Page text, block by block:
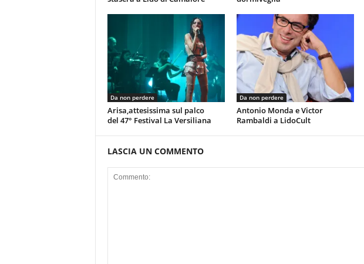
Da non perdere
Arisa,attesissima sul palco
del 47° Festival La Versiliana
Da non perdere
Antonio Monda e Victor
Rambaldi a LidoCult
LASCIA UN COMMENTO